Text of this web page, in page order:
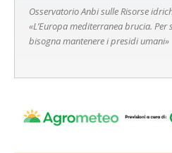
Osservatorio Anbi sulle Risorse
«L’Europa mediterranea brucia.
bisogna mantenere i presidi umani»